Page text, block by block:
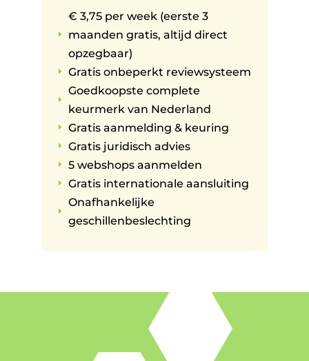
E
€ 3,75 per week (eerste 3
maanden gratis, altijd direct
opzegbaar)
E Gratis onbeperkt reviewsysteem
E
Goedkoopste complete
keurmerk van Nederland
E Gratis aanmelding & keuring
E Gratis juridisch advies
E 5 webshops aanmelden
E Gratis internationale aansluiting
E
Onafhankelijke
geschillenbeslechting